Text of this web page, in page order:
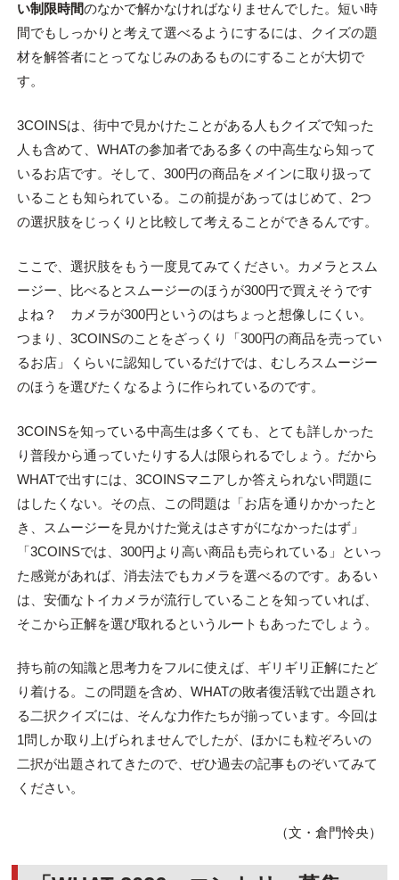
い制限時間のなかで解かなければなりませんでした。短い時
間でもしっかりと考えて選べるようにするには、クイズの題
材を解答者にとってなじみのあるものにすることが大切で
す。
3COINSは、街中で見かけたことがある人もクイズで知った
人も含めて、WHATの参加者である多くの中高生なら知って
いるお店です。そして、300円の商品をメインに取り扱って
いることも知られている。この前提があってはじめて、2つ
の選択肢をじっくりと比較して考えることができるんです。
ここで、選択肢をもう一度見てみてください。カメラとスム
ージー、比べるとスムージーのほうが300円で買えそうです
よね？ カメラが300円というのはちょっと想像しにくい。
つまり、3COINSのことをざっくり「300円の商品を売ってい
るお店」くらいに認知しているだけでは、むしろスムージー
のほうを選びたくなるように作られているのです。
3COINSを知っている中高生は多くても、とても詳しかった
り普段から通っていたりする人は限られるでしょう。だから
WHATで出すには、3COINSマニアしか答えられない問題に
はしたくない。その点、この問題は「お店を通りかかったと
き、スムージーを見かけた覚えはさすがになかったはず」
「3COINSでは、300円より高い商品も売られている」といっ
た感覚があれば、消去法でもカメラを選べるのです。あるい
は、安価なトイカメラが流行していることを知っていれば、
そこから正解を選び取れるというルートもあったでしょう。
持ち前の知識と思考力をフルに使えば、ギリギリ正解にたど
り着ける。この問題を含め、WHATの敗者復活戦で出題され
る二択クイズには、そんな力作たちが揃っています。今回は
1問しか取り上げられませんでしたが、ほかにも粒ぞろいの
二択が出題されてきたので、ぜひ過去の記事ものぞいてみて
ください。
（文・倉門怜央）